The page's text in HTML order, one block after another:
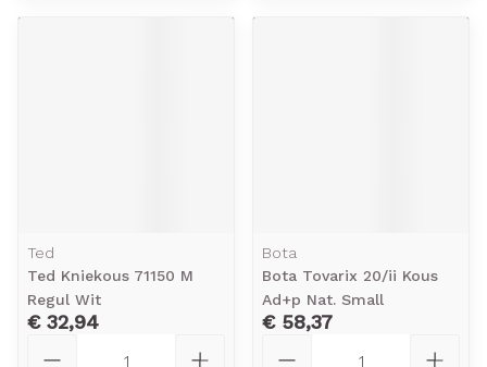
Ted
Ted Kniekous 71150 M
Regul Wit
€ 32,94
Bota
Bota Tovarix 20/ii Kous
Ad+p Nat. Small
€ 58,37